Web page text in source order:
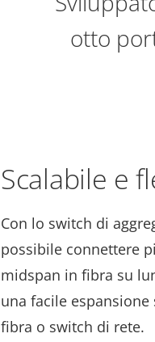
otto
Scalabile e
Con lo switch di
possibile connettere
midspan in fibra su
una facile
fibra o switch di rete.